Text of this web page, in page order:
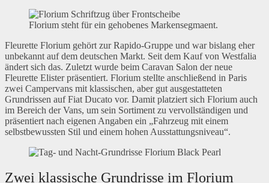
Florium steht für ein gehobenes Markensegmaent.
Fleurette Florium gehört zur Rapido-Gruppe und war bislang eher
unbekannt auf dem deutschen Markt. Seit dem Kauf von Westfalia
ändert sich das. Zuletzt wurde beim Caravan Salon der neue
Fleurette Elister präsentiert. Florium stellte anschließend in Paris
zwei Campervans mit klassischen, aber gut ausgestatteten
Grundrissen auf Fiat Ducato vor. Damit platziert sich Florium auch
im Bereich der Vans, um sein Sortiment zu vervollständigen und
präsentiert nach eigenen Angaben ein „Fahrzeug mit einem
selbstbewussten Stil und einem hohen Ausstattungsniveau“.
Zwei klassische Grundrisse im Florium